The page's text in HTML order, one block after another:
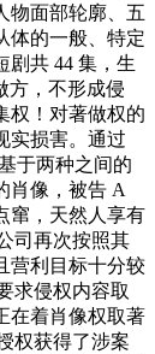
物面部轮廓、五
体的一般、特定
剧共 44 集，生
方，不形成侵
权！对著做权的
实损害。通过
于两种之间的
肖像，被告 A
窜，天然人享有
司再次按照其
营利目标十分较
求侵权内容取
在着肖像权取著
权获得了涉案